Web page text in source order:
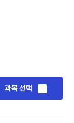
과목 선택